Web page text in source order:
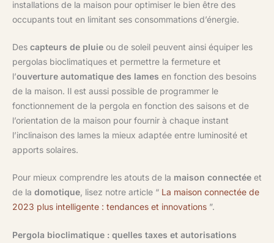
installations de la maison pour optimiser le bien être des
occupants tout en limitant ses consommations d’énergie.
Des capteurs de pluie ou de soleil peuvent ainsi équiper les
pergolas bioclimatiques et permettre la fermeture et
l’ouverture automatique des lames en fonction des besoins
de la maison. Il est aussi possible de programmer le
fonctionnement de la pergola en fonction des saisons et de
l’orientation de la maison pour fournir à chaque instant
l’inclinaison des lames la mieux adaptée entre luminosité et
apports solaires.
Pour mieux comprendre les atouts de la maison connectée et
de la domotique , lisez notre article “ ​​La maison connectée de
2023 plus intelligente : tendances et innovations ”.
Pergola bioclimatique : quelles taxes et autorisations